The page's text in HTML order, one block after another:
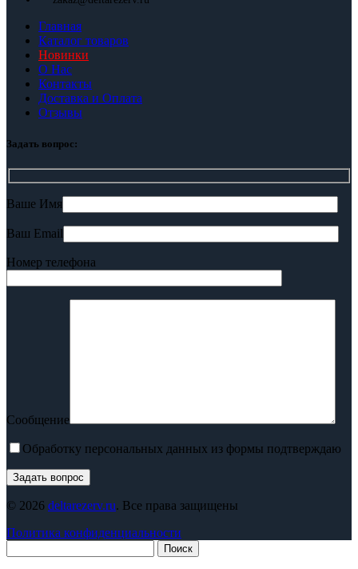
Главная
Каталог товаров
Новинки
О Нас
Контакты
Доставка и Оплата
Отзывы
Задать вопрос:
Ваше Имя
Ваш Email
Номер телефона
Сообщение
Обработку персональных данных из формы подтверждаю
© 2026 deltarezerv.ru. Все права защищены
Политика конфиденциальности
Поиск